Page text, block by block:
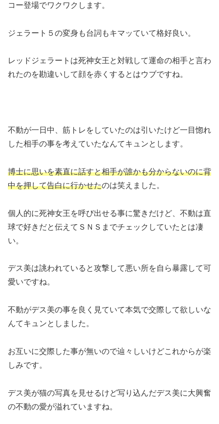
コー登場でワクワクします。
ジェラート５の変身も台詞もキマッていて格好良い。
レッドジェラートは死神女王と対戦して運命の相手と言わ
れたのを勘違いして顔を赤くするとはウブですね。
不動が一日中、筋トレをしていたのは引いたけど一目惚れ
した相手の事を考えていたなんてキュンとします。
博士に思いを素直に話すと相手が誰かも分からないのに背
中を押して告白に行かせたのは笑えました。
個人的に死神女王を呼び出せる事に驚きだけど、不動は直
球で好きだと伝えてＳＮＳまでチェックしていたとは凄
い。
デス美は誂われていると攻撃して悪い所を自ら暴露して可
愛いですね。
不動がデス美の事を良く見ていて本気で交際して欲しいな
んてキュンとしました。
お互いに交際した事が無いので辿々しいけどこれからが楽
しみです。
デス美が猫の写真を見せるけど写り込んだデス美に大興奮
の不動の愛が溢れていますね。